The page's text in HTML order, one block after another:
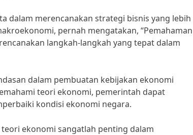
dalam merencanakan strategi bisnis yang lebih
pernah mengatakan, “Pemahaman
langkah-langkah yang tepat dalam
dalam pembuatan kebijakan ekonomi
teori ekonomi, pemerintah dapat
kondisi ekonomi negara.
ekonomi sangatlah penting dalam